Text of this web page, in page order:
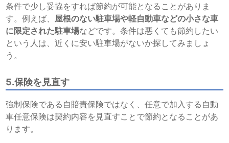
条件で少し妥協をすれば節約が可能となることがありま
す。例えば、 屋根のない駐車場や軽自動車などの小さな車
に限定された駐車場などです。条件は悪くても節約したい
という人は、近くに安い駐車場がないか探してみましょ
う。
5.保険を見直す
強制保険である自賠責保険ではなく、任意で加入する自動
車任意保険は契約内容を見直すことで節約となることがあ
ります。